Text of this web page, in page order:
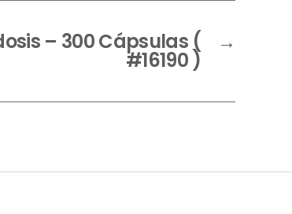
→
– 300 Cápsulas (
#16190 )